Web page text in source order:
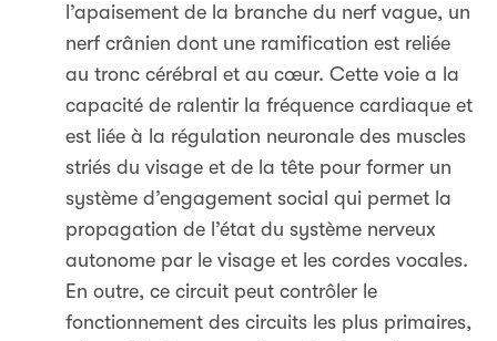
l’apaisement de la branche du nerf vague, un
nerf crânien dont une ramification est reliée
au tronc cérébral et au cœur. Cette voie a la
capacité de ralentir la fréquence cardiaque et
est liée à la régulation neuronale des muscles
striés du visage et de la tête pour former un
système d’engagement social qui permet la
propagation de l’état du système nerveux
autonome par le visage et les cordes vocales.
En outre, ce circuit peut contrôler le
fonctionnement des circuits les plus primaires,